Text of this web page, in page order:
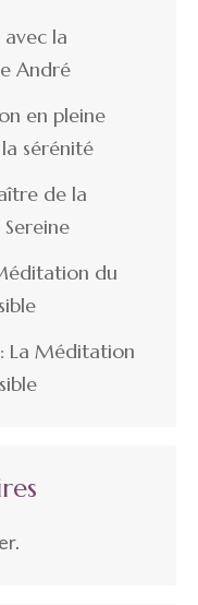
la
André
en pleine
sérénité
de la
du
La Méditation